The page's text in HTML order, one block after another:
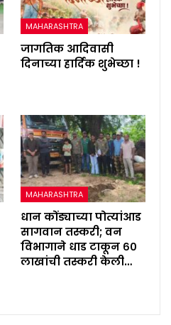
MAHARASHTRA
जागतिक आदिवासी
दिनाच्या हार्दिक शुभेच्छा !
MAHARASHTRA
धान कोंड्याच्या पोत्यांआड
सागवान तस्करी; वन
विभागाने धाड टाकून ६०
लाखांची तस्करी केली…